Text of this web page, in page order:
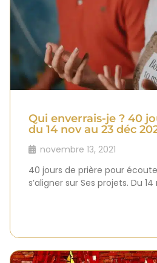
Qui enverrais-je ? 40
du 14 nov au 23 déc
novembre 13, 2021
40 jours de prière pour
s’aligner sur Ses projets. Du